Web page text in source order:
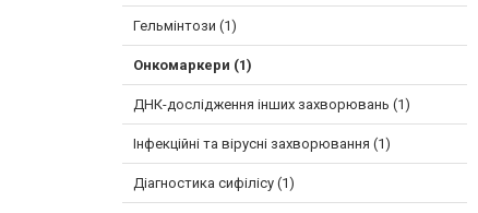
Гельмінтози (1)
Онкомаркери (1)
ДНК-дослідження інших захворювань (1)
Інфекційні та вірусні захворювання (1)
Діагностика сифілісу (1)